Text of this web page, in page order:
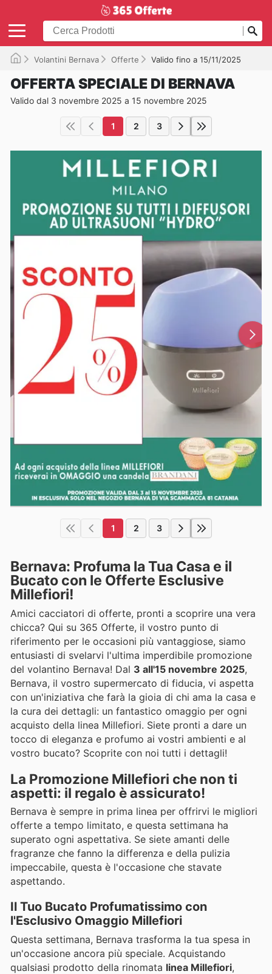
Volantini Bernava Offerte Valido fino a 15/11/2025
OFFERTA SPECIALE DI BERNAVA
Valido dal 3 novembre 2025 a 15 novembre 2025
1 2 3
1 2 3
Bernava: Profuma la Tua Casa e il
Bucato con le Offerte Esclusive
Millefiori!
Amici cacciatori di offerte, pronti a scoprire una vera
chicca? Qui su 365 Offerte, il vostro punto di
riferimento per le occasioni più vantaggiose, siamo
entusiasti di svelarvi l'ultima imperdibile promozione
del volantino Bernava! Dal 3 all'15 novembre 2025,
Bernava, il vostro supermercato di fiducia, vi aspetta
con un'iniziativa che farà la gioia di chi ama la casa e
la cura dei dettagli: un fantastico omaggio per ogni
acquisto della linea Millefiori. Siete pronti a dare un
tocco di eleganza e profumo ai vostri ambienti e al
vostro bucato? Scoprite con noi tutti i dettagli!
La Promozione Millefiori che non ti
aspetti: il regalo è assicurato!
Bernava è sempre in prima linea per offrirvi le migliori
offerte a tempo limitato, e questa settimana ha
superato ogni aspettativa. Se siete amanti delle
fragranze che fanno la differenza e della pulizia
impeccabile, questa è l'occasione che stavate
aspettando.
Il Tuo Bucato Profumatissimo con
l'Esclusivo Omaggio Millefiori
Questa settimana, Bernava trasforma la tua spesa in
un'occasione ancora più speciale. Acquistando
qualsiasi prodotto della rinomata linea Millefiori,